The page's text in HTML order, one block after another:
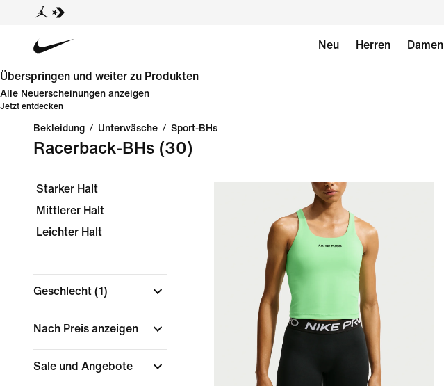
Neu Herren Damen
Überspringen und weiter zu Produkten
Alle Neuerscheinungen anzeigen
Jetzt entdecken
Bekleidung / Unterwäsche / Sport-BHs
Racerback-BHs (30)
Starker Halt
Mittlerer Halt
Leichter Halt
Geschlecht (1)
Nach Preis anzeigen
Sale und Angebote